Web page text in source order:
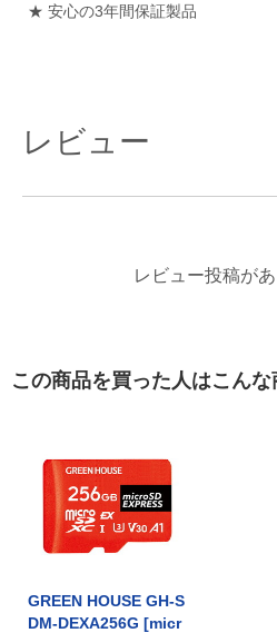
★ 安心の3年間保証製品
レビュー
レビュー投稿があ
この商品を買った人はこん
GREEN HOUSE GH-S
DM-DEXA256G [micr